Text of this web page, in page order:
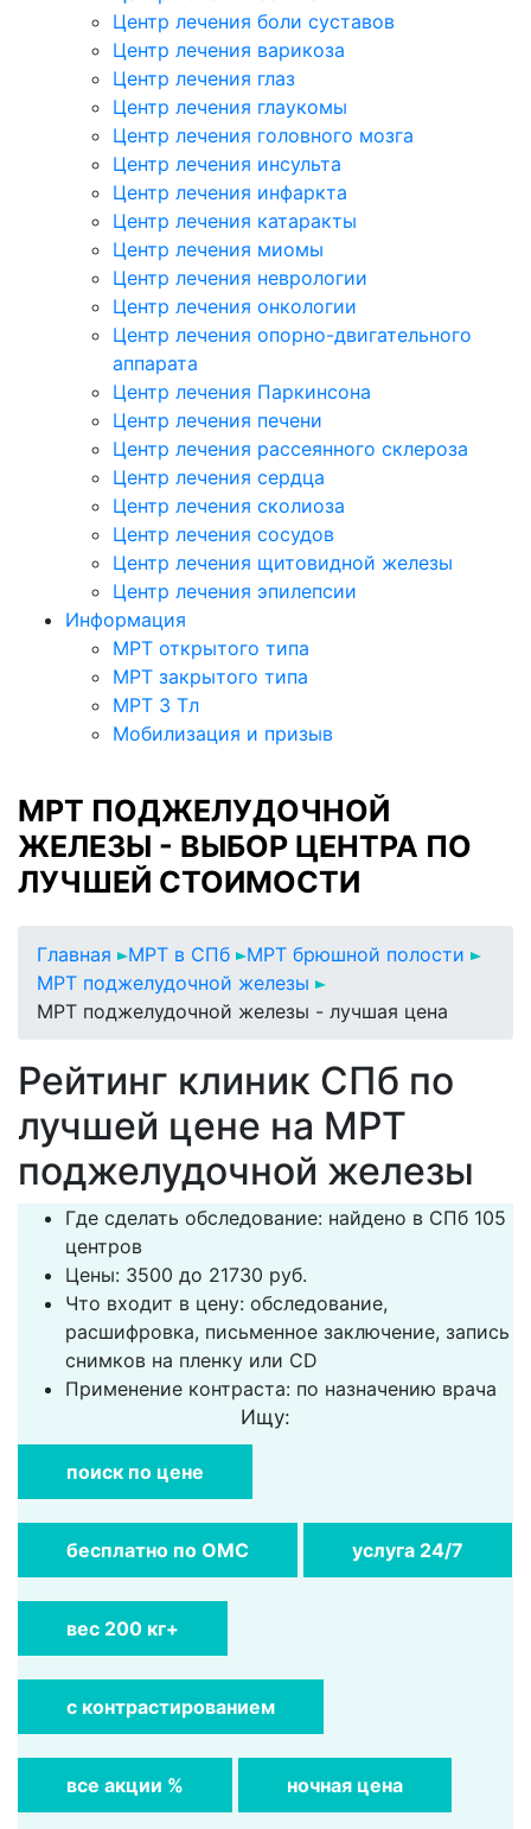
Центр лечения боли суставов
Центр лечения варикоза
Центр лечения глаз
Центр лечения глаукомы
Центр лечения головного мозга
Центр лечения инсульта
Центр лечения инфаркта
Центр лечения катаракты
Центр лечения миомы
Центр лечения неврологии
Центр лечения онкологии
Центр лечения опорно-двигательного
аппарата
Центр лечения Паркинсона
Центр лечения печени
Центр лечения рассеянного склероза
Центр лечения сердца
Центр лечения сколиоза
Центр лечения сосудов
Центр лечения щитовидной железы
Центр лечения эпилепсии
Информация
МРТ открытого типа
МРТ закрытого типа
МРТ 3 Тл
Мобилизация и призыв
МРТ ПОДЖЕЛУДОЧНОЙ
ЖЕЛЕЗЫ - ВЫБОР ЦЕНТРА ПО
ЛУЧШЕЙ СТОИМОСТИ
Главная МРТ в СПб
МРТ брюшной полости
МРТ поджелудочной железы
МРТ поджелудочной железы - лучшая цена
Рейтинг клиник СПб по
лучшей цене на МРТ
поджелудочной железы
Где сделать обследование: найдено в СПб 105
центров
Цены: 3500 до 21730 руб.
Что входит в цену: обследование,
расшифровка, письменное заключение, запись
снимков на пленку или CD
Применение контраста: по назначению врача
Ищу:
поиск по цене
бесплатно по ОМС услуга 24/7
вес 200 кг+
с контрастированием
все акции % ночная цена